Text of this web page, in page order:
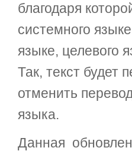
благодаря
системного
языке, целевого
Так, текст будет
отменить
языка.
Данная